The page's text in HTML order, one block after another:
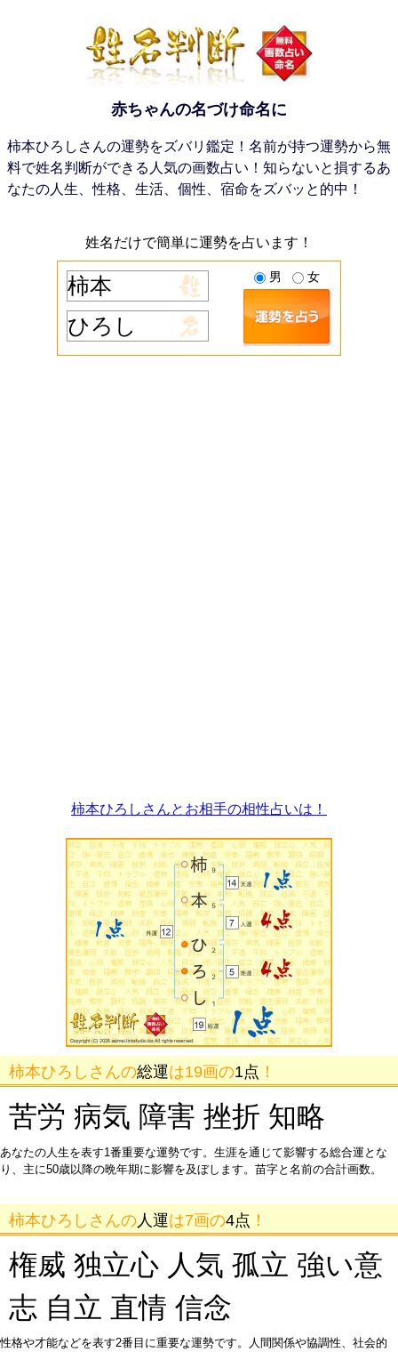
赤ちゃんの名づけ命名に
柿本ひろしさんの運勢をズバリ鑑定！名前が持つ運勢から無
料で姓名判断ができる人気の画数占い！知らないと損するあ
なたの人生、性格、生活、個性、宿命をズバッと的中！
姓名だけで簡単に運勢を占います！
男 女
柿本ひろしさんとお相手の相性占いは！
柿本ひろしさんの総運は19画の1点 ！
苦労 病気 障害 挫折 知略
あなたの人生を表す1番重要な運勢です。生涯を通じて影響する総合運とな
り、主に50歳以降の晩年期に影響を及ぼします。苗字と名前の合計画数。
柿本ひろしさんの 人運は7画の4点 ！
権威 独立心 人気 孤立 強い意
志 自立 直情 信念
性格や才能などを表す2番目に重要な運勢です。人間関係や協調性、社会的